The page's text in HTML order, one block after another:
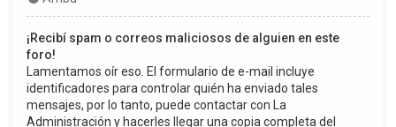
¡Recibí spam o correos maliciosos de alguien en este
foro!
Lamentamos oír eso. El formulario de e-mail incluye
identificadores para controlar quién ha enviado tales
mensajes, por lo tanto, puede contactar con La
Administración y hacerles llegar una copia completa del